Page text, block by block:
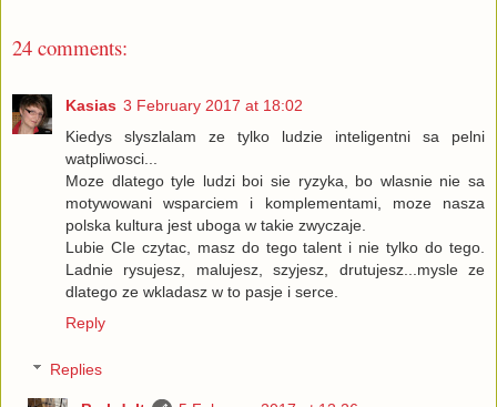
24 comments:
Kasias 3 February 2017 at 18:02
Kiedys slyszlalam ze tylko ludzie inteligentni sa pelni
watpliwosci...
Moze dlatego tyle ludzi boi sie ryzyka, bo wlasnie nie sa
motywowani wsparciem i komplementami, moze nasza
polska kultura jest uboga w takie zwyczaje.
Lubie CIe czytac, masz do tego talent i nie tylko do tego.
Ladnie rysujesz, malujesz, szyjesz, drutujesz...mysle ze
dlatego ze wkladasz w to pasje i serce.
Reply
Replies